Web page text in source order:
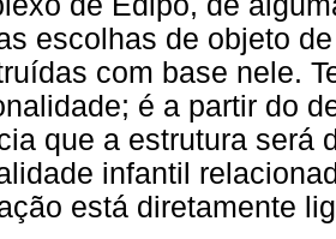
escolhas de objeto
com base nele.
é a partir do
que a estrutura será
infantil
está diretamente